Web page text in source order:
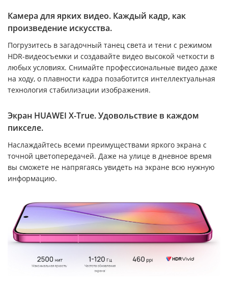
Камера для ярких видео. Каждый кадр, как
произведение искусства.
Погрузитесь в загадочный танец света и тени с режимом
HDR-видеосъемки и создавайте видео высокой четкости в
любых условиях. Снимайте профессиональные видео даже
на ходу, о плавности кадра позаботится интеллектуальная
технология стабилизации изображения.
Экран HUAWEI X-True. Удовольствие в каждом
пикселе.
Наслаждайтесь всеми преимуществами яркого экрана с
точной цветопередачей. Даже на улице в дневное время
вы сможете не напрягаясь увидеть на экране всю нужную
информацию.